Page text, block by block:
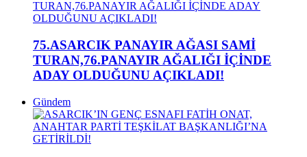
75.ASARCIK PANAYIR AĞASI SAMİ
TURAN,76.PANAYIR AĞALIĞI İÇİNDE
ADAY OLDUĞUNU AÇIKLADI!
Gündem